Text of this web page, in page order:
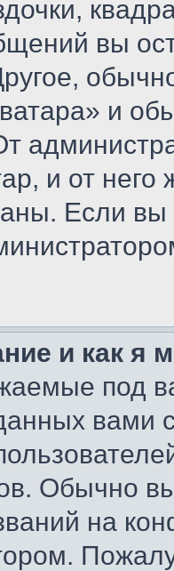
вы
и
и от него
Если
и как я
под
Обычно
на